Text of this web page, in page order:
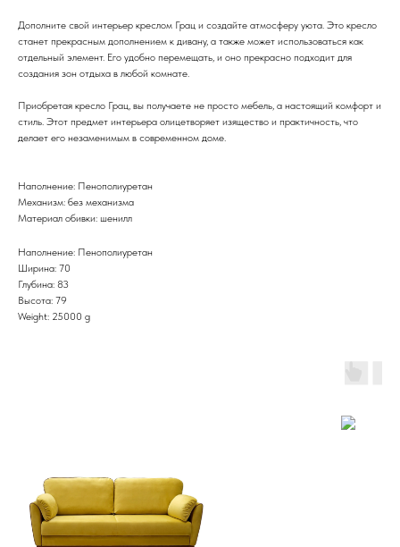
Дополните свой интерьер креслом Грац и создайте атмосферу уюта. Это кресло
станет прекрасным дополнением к дивану, а также может использоваться как
отдельный элемент. Его удобно перемещать, и оно прекрасно подходит для
создания зон отдыха в любой комнате.
Приобретая кресло Грац, вы получаете не просто мебель, а настоящий комфорт и
стиль. Этот предмет интерьера олицетворяет изящество и практичность, что
делает его незаменимым в современном доме.
Наполнение: Пенополиуретан
Механизм: без механизма
Материал обивки: шенилл
Наполнение: Пенополиуретан
Ширина: 70
Глубина: 83
Высота: 79
Weight: 25000 g